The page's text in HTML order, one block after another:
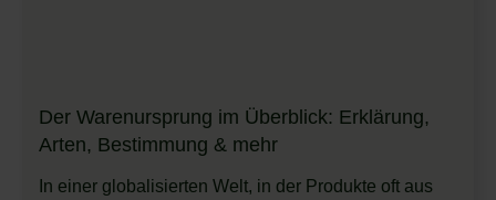
Der Warenursprung im Überblick: Erklärung,
Arten, Bestimmung & mehr
In einer globalisierten Welt, in der Produkte oft aus